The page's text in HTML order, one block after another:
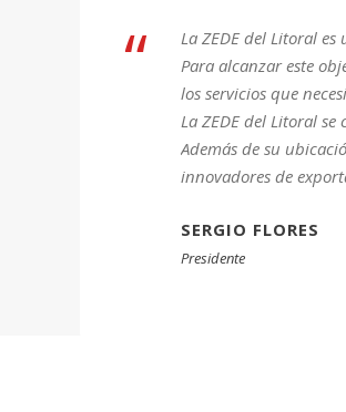
“
La ZEDE del Litoral
Para alcanzar este
los servicios que
La ZEDE del Litoral
Además de su
innovadores de
SERGIO FLORES
Presidente